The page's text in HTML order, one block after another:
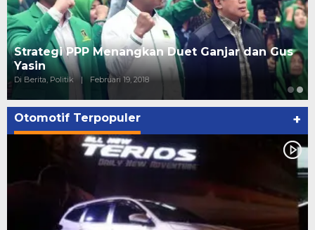
Strategi PPP Menangkan Duet Ganjar dan Gus
Yasin
Di Berita, Politik | Februari 19, 2018
Otomotif Terpopuler +